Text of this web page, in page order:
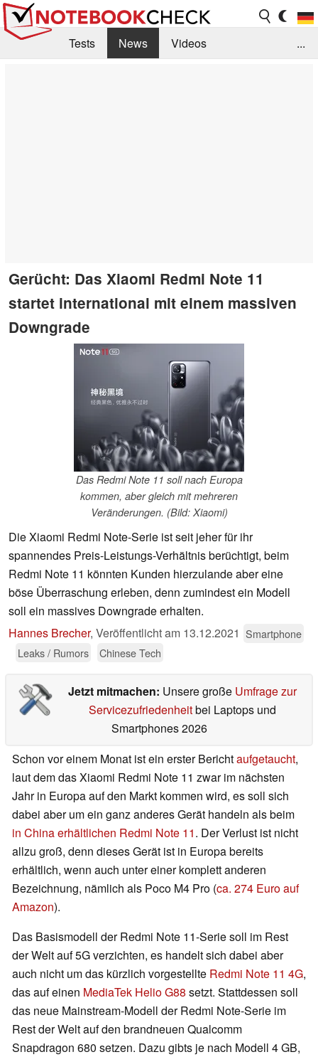
Tests News
Videos
...
Gerücht: Das Xiaomi Redmi Note 11
startet international mit einem massiven
Downgrade
Das Redmi Note 11 soll nach Europa
kommen, aber gleich mit mehreren
Veränderungen. (Bild: Xiaomi)
Die Xiaomi Redmi Note-Serie ist seit jeher für ihr
spannendes Preis-Leistungs-Verhältnis berüchtigt, beim
Redmi Note 11 könnten Kunden hierzulande aber eine
böse Überraschung erleben, denn zumindest ein Modell
soll ein massives Downgrade erhalten.
Hannes Brecher, Veröffentlicht am 13.12.2021 Smartphone
Leaks / Rumors
Chinese Tech
Jetzt mitmachen: Unsere große Umfrage zur
Servicezufriedenheitbei Laptops und
Smartphones 2026
Schon vor einem Monat ist ein erster Berichtaufgetaucht,
laut dem das Xiaomi Redmi Note 11 zwar im nächsten
Jahr in Europa auf den Markt kommen wird, es soll sich
dabei aber um ein ganz anderes Gerät handeln als beim
in China erhältlichen Redmi Note 11. Der Verlust ist nicht
allzu groß, denn dieses Gerät ist in Europa bereits
erhältlich, wenn auch unter einer komplett anderen
Bezeichnung, nämlich als Poco M4 Pro (ca. 274 Euro auf
Amazon).
Das Basismodell der Redmi Note 11-Serie soll im Rest
der Welt auf 5G verzichten, es handelt sich dabei aber
auch nicht um das kürzlich vorgestellte Redmi Note 11 4G,
das auf einen MediaTek Helio G88 setzt. Stattdessen soll
das neue Mainstream-Modell der Redmi Note-Serie im
Rest der Welt auf den brandneuen Qualcomm
Snapdragon 680 setzen. Dazu gibts je nach Modell 4 GB,